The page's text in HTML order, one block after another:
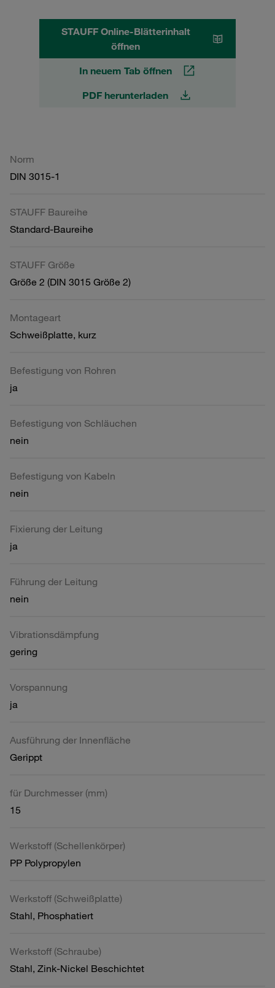
STAUFF Online-Blätterinhalt
öffnen
In neuem Tab öffnen
PDF herunterladen
Norm
DIN 3015-1
STAUFF Baureihe
Standard-Baureihe
STAUFF Größe
Größe 2 (DIN 3015 Größe 2)
Montageart
Schweißplatte, kurz
Befestigung von Rohren
ja
Befestigung von Schläuchen
nein
Befestigung von Kabeln
nein
Fixierung der Leitung
ja
Führung der Leitung
nein
Vibrationsdämpfung
gering
Vorspannung
ja
Ausführung der Innenfläche
Gerippt
für Durchmesser (mm)
15
Werkstoff (Schellenkörper)
PP Polypropylen
Werkstoff (Schweißplatte)
Stahl, Phosphatiert
Werkstoff (Schraube)
Stahl, Zink-Nickel Beschichtet